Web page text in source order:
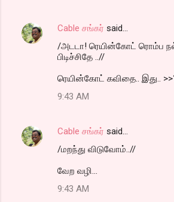
Cable சங்கர் said…
/அடடா! ரெயின்கோட் ரொம்ப
பிடிச்சிதே ..//
ரெயின்கோட் கவிதை.. இது..
9:43 AM
Cable சங்கர் said…
/மறந்து விடுவோம்..//
வேற வழி...
9:43 AM